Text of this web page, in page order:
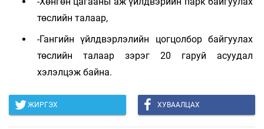
төслийн талаар,
-Гангийн үйлдвэрлэлийн цогцолбор байгуулах
төслийн талаар зэрэг 20 гаруй асуудал
хэлэлцэж байна.
ЖИРГЭХ ХУВААЛЦАХ